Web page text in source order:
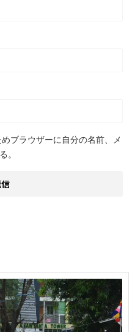
ブラウザーに自分の名前、メ
。